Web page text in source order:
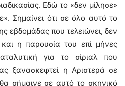
Εδώ το «δεν μίλησε»
Σημαίνει ότι σε όλο αυτό το
εβδομάδας που τελειώνει, δεν
η παρουσία του επί μήνες
για το σίριαλ που
ξανασκεφτεί η Αριστερά σε
σήμαινε σε αυτό το σκηνικό